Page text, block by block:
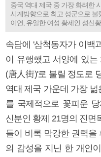
중국 역대 제국 중 가장 화려한
시계방향으로 최고 성군으로
이연, 유일한 여성 황제인 성신
속담에 '삼척동자가 이백
이 유행했고 서양에 있는
(唐人街)'로 불릴 정도로
역대 제국 가운데 가장
를 국제적으로 꽃피운
신분인 황제 21명의 진면
들이 비록 막강한 권력을
의 감성을 지닌 한 개인